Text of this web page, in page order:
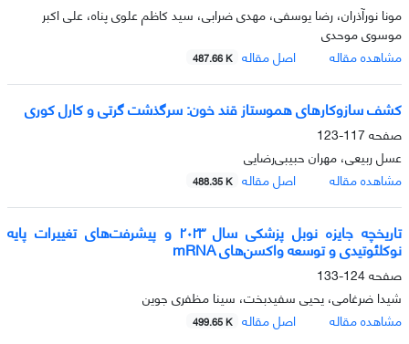
مونا نورآذران، رضا یوسفی، مهدی ضرابی، سید کاظم علوی پناه، علی اکبر
موسوی موحدی
مشاهده مقاله
اصل مقاله 487.66 K
کشف سازوکارهای هموستاز قند خون: سرگذشت گرتی و کارل کوری
صفحه117-123
عسل ربیعی، مهران حبیبی‌رضایی
مشاهده مقاله
اصل مقاله 488.35 K
تاریخچه جایزه نوبل پزشکی سال ۲۰۲۳ و پیشرفت‌های تغییرات پایه
نوکلئوتیدی و توسعه واکسن‌های mRNA
صفحه124-133
شیدا ضرغامی، یحیی سفیدبخت، سینا مظفری جوین
مشاهده مقاله
اصل مقاله 499.65 K